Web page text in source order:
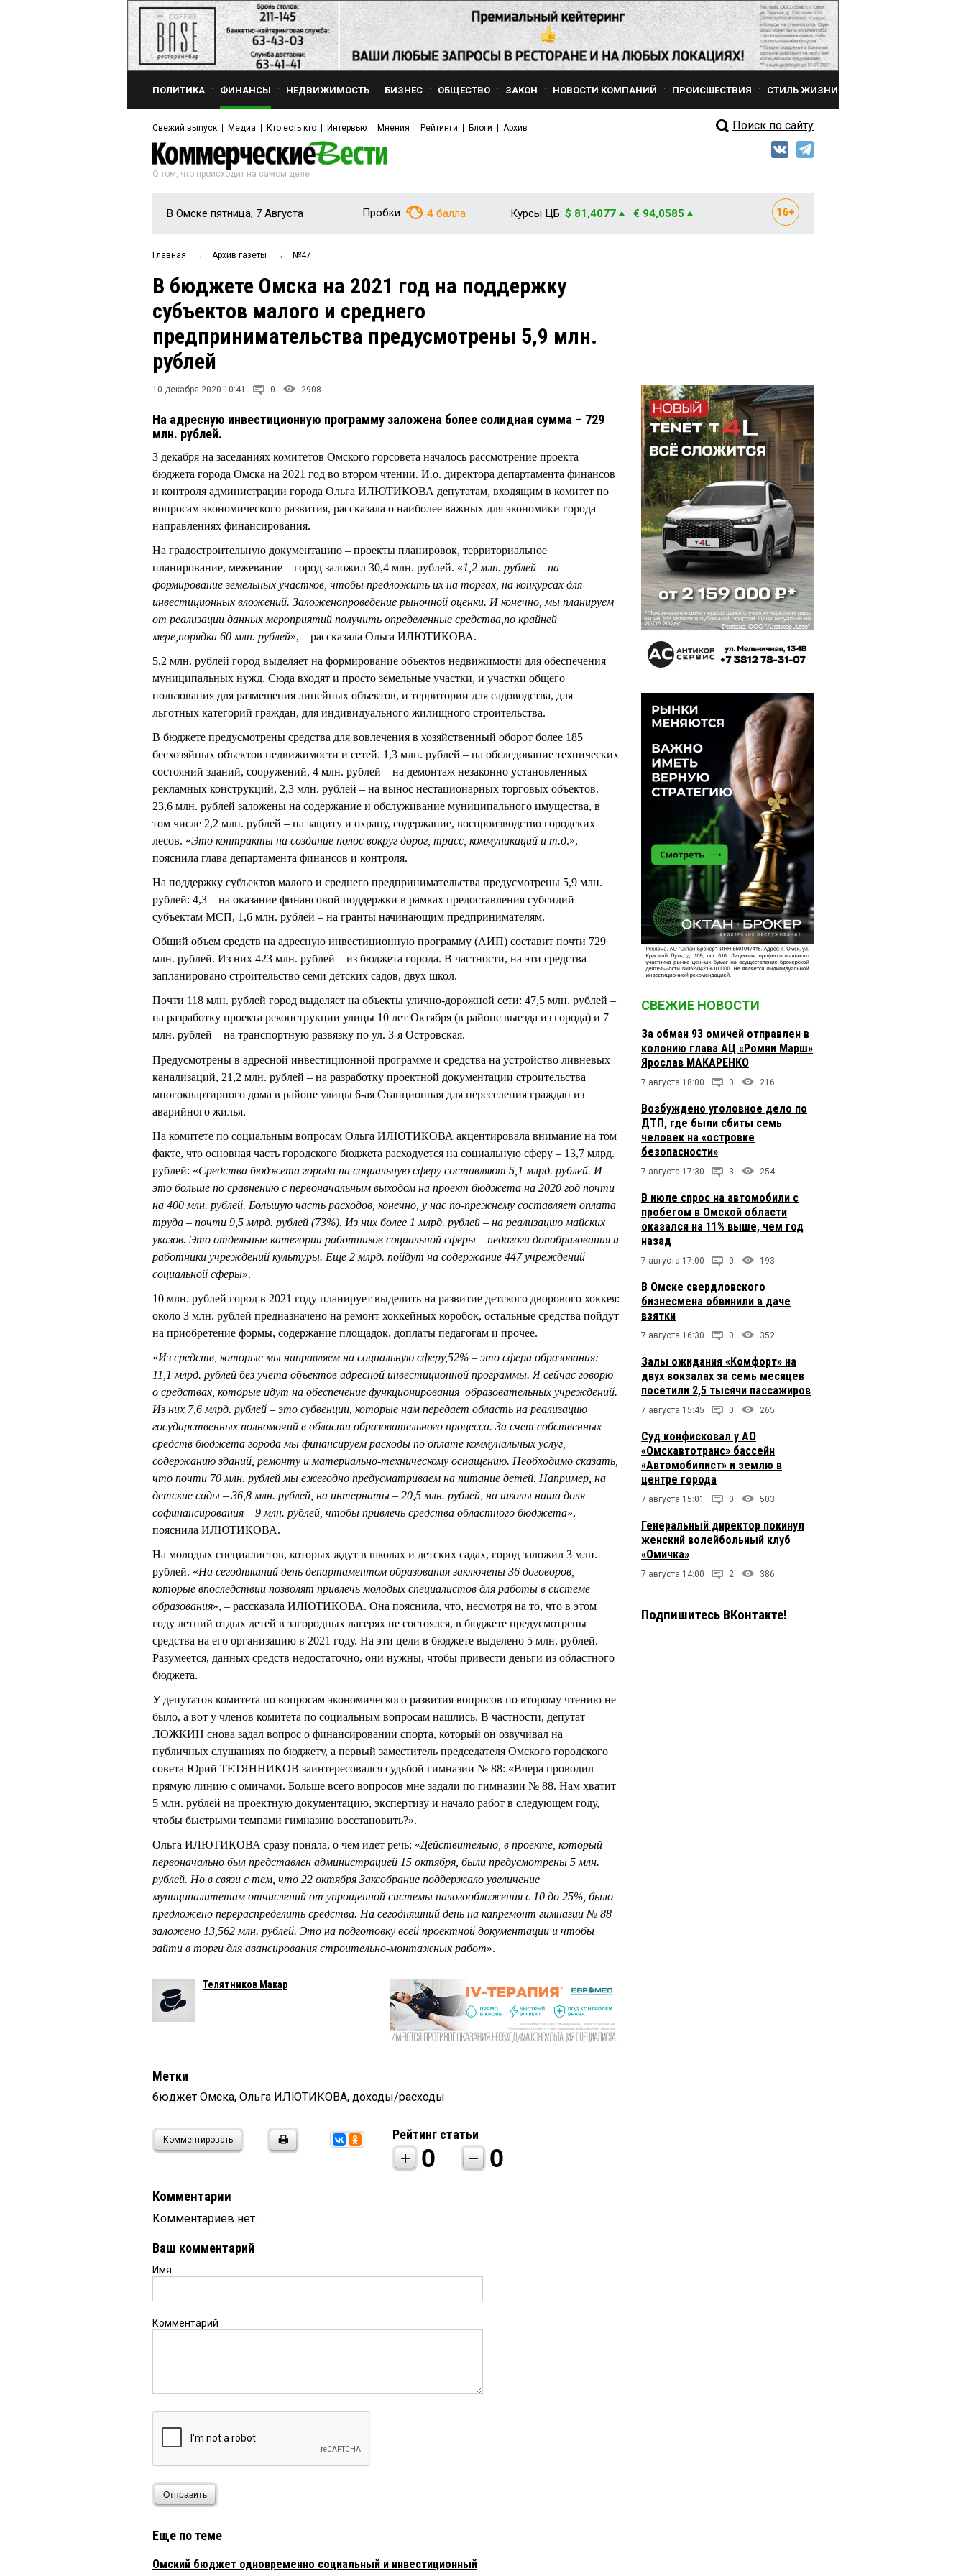
ПОЛИТИКА ФИНАНСЫ НЕДВИЖИМОСТЬ БИЗНЕС ОБЩЕСТВО ЗАКОН НОВОСТИ КОМПАНИЙ ПРОИСШЕСТВИЯ СТИЛЬ ЖИЗНИ
Свежий выпуск Медиа Кто есть кто Интервью Мнения Рейтинги Блоги Архив Поиск по сайту
О том, что происходит на самом деле
В Омске пятница, 7 Августа Пробки: 4 балла Курсы ЦБ: $ 81,4077 € 94,0585
Главная → Архив газеты → №47
В бюджете Омска на 2021 год на поддержку
субъектов малого и среднего
предпринимательства предусмотрены 5,9 млн.
рублей
10 декабря 2020 10:41 0 2908
На адресную инвестиционную программу заложена более солидная сумма – 729
млн. рублей.
3 декабря на заседаниях комитетов Омского горсовета началось рассмотрение проекта
бюджета города Омска на 2021 год во втором чтении. И.о. директора департамента финансов
и контроля администрации города Ольга ИЛЮТИКОВА депутатам, входящим в комитет по
вопросам экономического развития, рассказала о наиболее важных для экономики города
направлениях финансирования.
На градостроительную документацию – проекты планировок, территориальное
планирование, межевание – город заложил 30,4 млн. рублей. «1,2 млн. рублей – на
формирование земельных участков, чтобы предложить их на торгах, на конкурсах для
инвестиционных вложений. Заложенопроведение рыночной оценки. И конечно, мы планируем
от реализации данных мероприятий получить определенные средства по крайней
мере порядка 60 млн. рублей», – рассказала Ольга ИЛЮТИКОВА.
5,2 млн. рублей город выделяет на формирование объектов недвижимости для обеспечения
муниципальных нужд. Сюда входят и просто земельные участки, и участки общего
пользования для размещения линейных объектов, и территории для садоводства, для
льготных категорий граждан, для индивидуального жилищного строительства.
В бюджете предусмотрены средства для вовлечения в хозяйственный оборот более 185
бесхозяйных объектов недвижимости и сетей. 1,3 млн. рублей – на обследование технических
состояний зданий, сооружений, 4 млн. рублей – на демонтаж незаконно установленных
рекламных конструкций, 2,3 млн. рублей – на вынос нестационарных торговых объектов.
23,6 млн. рублей заложены на содержание и обслуживание муниципального имущества, в
том числе 2,2 млн. рублей – на защиту и охрану, содержание, воспроизводство городских
лесов. «Это контракты на создание полос вокруг дорог, трасс, коммуникаций и т.д.», –
пояснила глава департамента финансов и контроля.
На поддержку субъектов малого и среднего предпринимательства предусмотрены 5,9 млн.
рублей: 4,3 – на оказание финансовой поддержки в рамках предоставления субсидий
субъектам МСП, 1,6 млн. рублей – на гранты начинающим предпринимателям.
Общий объем средств на адресную инвестиционную программу (АИП) составит почти 729
млн. рублей. Из них 423 млн. рублей – из бюджета города. В частности, на эти средства
запланировано строительство семи детских садов, двух школ.
Почти 118 млн. рублей город выделяет на объекты улично-дорожной сети: 47,5 млн. рублей –
на разработку проекта реконструкции улицы 10 лет Октября (в районе выезда из города) и 7
млн. рублей – на транспортную развязку по ул. 3-я Островская.
Предусмотрены в адресной инвестиционной программе и средства на устройство ливневых
канализаций, 21,2 млн. рублей – на разработку проектной документации строительства
многоквартирного дома в районе улицы 6-ая Станционная для переселения граждан из
аварийного жилья.
На комитете по социальным вопросам Ольга ИЛЮТИКОВА акцентировала внимание на том
факте, что основная часть городского бюджета расходуется на социальную сферу – 13,7 млрд.
рублей: «Средства бюджета города на социальную сферу составляют 5,1 млрд. рублей. И
это больше по сравнению с первоначальным выходом на проект бюджета на 2020 год почти
на 400 млн. рублей. Большую часть расходов, конечно, у нас по-прежнему составляет оплата
труда – почти 9,5 млрд. рублей (73%). Из них более 1 млрд. рублей – на реализацию майских
указов. Это отдельные категории работников социальной сферы – педагоги допобразования и
работники учреждений культуры. Еще 2 млрд. пойдут на содержание 447 учреждений
социальной сферы».
10 млн. рублей город в 2021 году планирует выделить на развитие детского дворового хоккея:
около 3 млн. рублей предназначено на ремонт хоккейных коробок, остальные средства пойдут
на приобретение формы, содержание площадок, доплаты педагогам и прочее.
«Из средств, которые мы направляем на социальную сферу,52% – это сфера образования:
11,1 млрд. рублей без учета объектов адресной инвестиционной программы. Я сейчас говорю
о средствах, которые идут на обеспечение функционирования образовательных учреждений.
Из них 7,6 млрд. рублей – это субвенции, которые нам передает область на реализацию
государственных полномочий в области образовательного процесса. За счет собственных
средств бюджета города мы финансируем расходы по оплате коммунальных услуг,
содержанию зданий, ремонту и материально-техническому оснащению. Необходимо сказать,
что почти 70 млн. рублей мы ежегодно предусматриваем на питание детей. Например, на
детские сады – 36,8 млн. рублей, на интернаты – 20,5 млн. рублей, на школы наша доля
софинансирования – 9 млн. рублей, чтобы привлечь средства областного бюджета», –
пояснила ИЛЮТИКОВА.
На молодых специалистов, которых ждут в школах и детских садах, город заложил 3 млн.
рублей. «На сегодняшний день департаментом образования заключены 36 договоров,
которые впоследствии позволят привлечь молодых специалистов для работы в системе
образования», – рассказала ИЛЮТИКОВА. Она пояснила, что, несмотря на то, что в этом
году летний отдых детей в загородных лагерях не состоялся, в бюджете предусмотрены
средства на его организацию в 2021 году. На эти цели в бюджете выделено 5 млн. рублей.
Разумеется, данных средств недостаточно, они нужны, чтобы привести деньги из областного
бюджета.
У депутатов комитета по вопросам экономического развития вопросов по второму чтению не
было, а вот у членов комитета по социальным вопросам нашлись. В частности, депутат
ЛОЖКИН снова задал вопрос о финансировании спорта, который он озвучивал на
публичных слушаниях по бюджету, а первый заместитель председателя Омского городского
совета Юрий ТЕТЯННИКОВ заинтересовался судьбой гимназии № 88: «Вчера проводил
прямую линию с омичами. Больше всего вопросов мне задали по гимназии № 88. Нам хватит
5 млн. рублей на проектную документацию, экспертизу и начало работ в следующем году,
чтобы быстрыми темпами гимназию восстановить?».
Ольга ИЛЮТИКОВА сразу поняла, о чем идет речь: «Действительно, в проекте, который
первоначально был представлен администрацией 15 октября, были предусмотрены 5 млн.
рублей. Но в связи с тем, что 22 октября Заксобрание поддержало увеличение
муниципалитетам отчислений от упрощенной системы налогообложения с 10 до 25%, было
предложено перераспределить средства. На сегодняшний день на капремонт гимназии № 88
заложено 13,562 млн. рублей. Это на подготовку всей проектной документации и чтобы
зайти в торги для авансирования строительно-монтажных работ».
Телятников Макар
Метки
бюджет Омска, Ольга ИЛЮТИКОВА, доходы/расходы
Комментировать Рейтинг статьи
0 0
Комментарии
Комментариев нет.
Ваш комментарий
Имя
Комментарий
Отправить
Еще по теме
Омский бюджет одновременно социальный и инвестиционный
СВЕЖИЕ НОВОСТИ
За обман 93 омичей отправлен в
колонию глава АЦ «Ромни Марш»
Ярослав МАКАРЕНКО
7 августа 18:00 0 216
Возбуждено уголовное дело по
ДТП, где были сбиты семь
человек на «островке
безопасности»
7 августа 17:30 3 254
В июле спрос на автомобили с
пробегом в Омской области
оказался на 11% выше, чем год
назад
7 августа 17:00 0 193
В Омске свердловского
бизнесмена обвинили в даче
взятки
7 августа 16:30 0 352
Залы ожидания «Комфорт» на
двух вокзалах за семь месяцев
посетили 2,5 тысячи пассажиров
7 августа 15:45 0 265
Суд конфисковал у АО
«Омскавтотранс» бассейн
«Автомобилист» и землю в
центре города
7 августа 15:01 0 503
Генеральный директор покинул
женский волейбольный клуб
«Омичка»
7 августа 14:00 2 386
Подпишитесь ВКонтакте!